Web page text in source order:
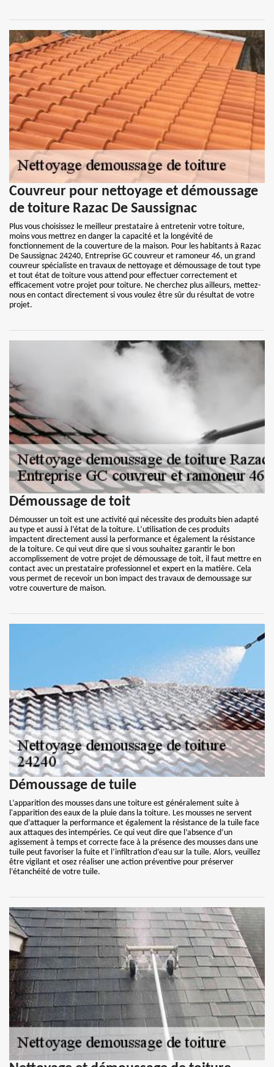
Couvreur pour nettoyage et démoussage
de toiture Razac De Saussignac
Plus vous choisissez le meilleur prestataire à entretenir votre toiture,
moins vous mettrez en danger la capacité et la longévité de
fonctionnement de la couverture de la maison. Pour les habitants à Razac
De Saussignac 24240, Entreprise GC couvreur et ramoneur 46, un grand
couvreur spécialiste en travaux de nettoyage et démoussage de tout type
et tout état de toiture vous attend pour effectuer correctement et
efficacement votre projet pour toiture. Ne cherchez plus ailleurs, mettez-
nous en contact directement si vous voulez être sûr du résultat de votre
projet.
Démoussage de toit
Démousser un toit est une activité qui nécessite des produits bien adapté
au type et aussi à l’état de la toiture. L’utilisation de ces produits
impactent directement aussi la performance et également la résistance
de la toiture. Ce qui veut dire que si vous souhaitez garantir le bon
accomplissement de votre projet de démoussage de toit, il faut mettre en
contact avec un prestataire professionnel et expert en la matière. Cela
vous permet de recevoir un bon impact des travaux de demoussage sur
votre couverture de maison.
Démoussage de tuile
L’apparition des mousses dans une toiture est généralement suite à
l'apparition des eaux de la pluie dans la toiture. Les mousses ne servent
que d’attaquer la performance et également la résistance de la tuile face
aux attaques des intempéries. Ce qui veut dire que l’absence d’un
agissement à temps et correcte face à la présence des mousses dans une
tuile peut favoriser la fuite et l’infiltration d’eau sur la tuile. Alors, veuillez
être vigilant et osez réaliser une action préventive pour préserver
l’étanchéité de votre tuile.